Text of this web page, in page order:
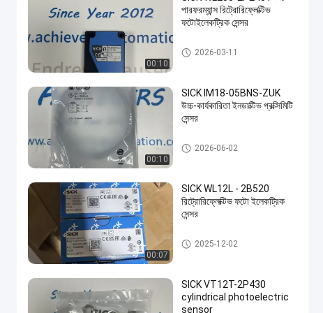
00:10
পারফরম্যান্স রিট্রোরিফ্লেক্টিভ
ফটোইলেকট্রিক সেন্সর
SICK যন্ত্রপাতি
2026-03-11
00:10
SICK IM18-05BNS-ZUK
উচ্চ-কার্যকারিতা ইনডাক্টিভ প্রক্সিমিটি
সেন্সর
SICK যন্ত্রপাতি
2026-06-02
00:07
SICK WL12L - 2B520
রিট্রোরিফ্লেক্টিভ ফটো ইলেকট্রিক
সেন্সর
SICK যন্ত্রপাতি
2025-12-02
SICK VT12T-2P430
cylindrical photoelectric
sensor